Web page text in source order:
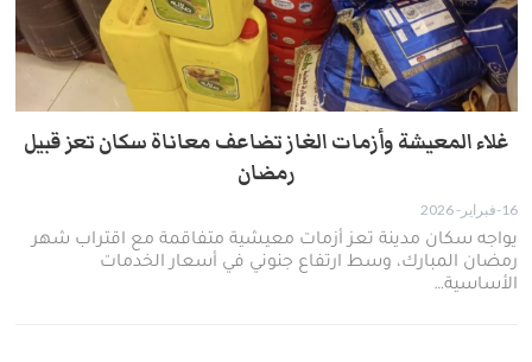
غلاء المعيشة وأزمات الغاز تضاعف معاناة سكان تعز قبيل
رمضان
16-فبراير- 2026
يواجه سكان مدينة تعز أزمات معيشية متفاقمة مع اقتراب شهر
رمضان المبارك، وسط ارتفاع جنوني في أسعار الخدمات
الأساسية…